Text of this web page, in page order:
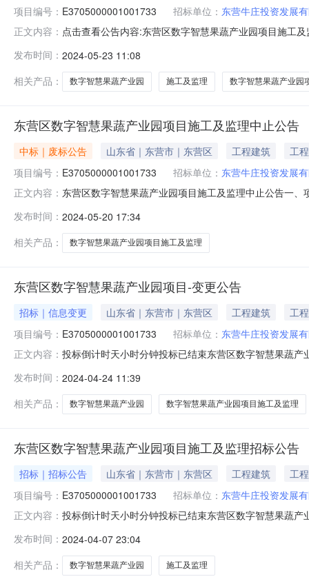
项目编号： E3705000001001733 招标单位： 东营牛庄投资发展
正文内容： 点击查看公告内容:东营区数字智慧果蔬产业园项目施工
投资发展有限公司。本项目已具备招标条件，现招标方
薄膜、棉被11万
发布时间： 2024-05-23 11:08
相关产品：
数字智慧果蔬产业园 施工及监理 数字智慧果蔬产业园
东营区数字智慧果蔬产业园项目施工及监理中止公告
中标｜废标公告 山东省｜东营市｜东营区 工程建筑
工程
项目编号： E3705000001001733 招标单位： 东营牛庄投资发展
正文内容： 东营区数字智慧果蔬产业园项目施工及监理中止公告一
提出询问，请按以下方式联系1、招标人：东营牛庄投资
工程项目管理有限公
发布时间： 2024-05-20 17:34
相关产品：
数字智慧果蔬产业园项目施工及监理
东营区数字智慧果蔬产业园项目-变更公告
招标｜信息变更 山东省｜东营市｜东营区 工程建筑
工程
项目编号： E3705000001001733 招标单位： 东营牛庄投资发展
正文内容： 投标倒计时天小时分钟投标已结束东营区数字智慧果蔬
移，开标活动延期。七、变更内容：1、投标文件递交截
中心25楼第一开标室
发布时间： 2024-04-24 11:39
相关产品：
数字智慧果蔬产业园 数字智慧果蔬产业园项目施工及监理
东营区数字智慧果蔬产业园项目施工及监理招标公告
招标｜招标公告 山东省｜东营市｜东营区 工程建筑
工程
项目编号： E3705000001001733 招标单位： 东营牛庄投资发展
正文内容： 投标倒计时天小时分钟投标已结束东营区数字智慧果蔬
现对该项目施工及监理进行公开招标。2．项目概况与招
棉被）21座，设施内总面
发布时间： 2024-04-07 23:04
相关产品：
数字智慧果蔬产业园 施工及监理